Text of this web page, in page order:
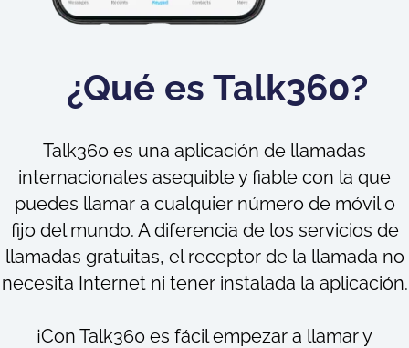
¿Qué es Talk360?
Talk360 es una aplicación de llamadas
internacionales asequible y fiable con la que
puedes llamar a cualquier número de móvil o
fijo del mundo. A diferencia de los servicios de
llamadas gratuitas, el receptor de la llamada no
necesita Internet ni tener instalada la aplicación.
¡Con Talk360 es fácil empezar a llamar y